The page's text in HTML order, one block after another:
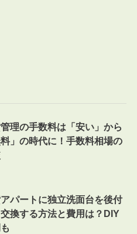
理の手数料は「安い」から
料」の時代に！手数料相場の
パートに独立洗面台を後付
換する方法と費用は？DIY